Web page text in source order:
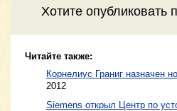
Хотите опубликовать
Читайте также:
Корнелиус Граниг назначен
2012
Siemens открыл Центр по